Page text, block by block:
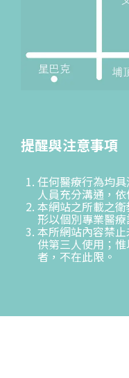
提醒與注意事項
任何醫療行為均
人員充分溝通，
本網站之所載之
形以個別專業醫療
本所網站內容禁
供第三人使用；
者，不在此限。